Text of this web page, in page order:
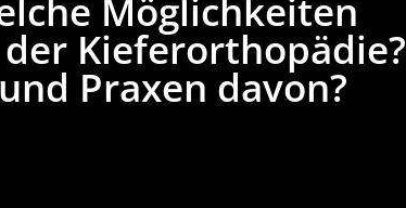
Möglichkeiten
Kieferorthopädie?
Praxen davon?